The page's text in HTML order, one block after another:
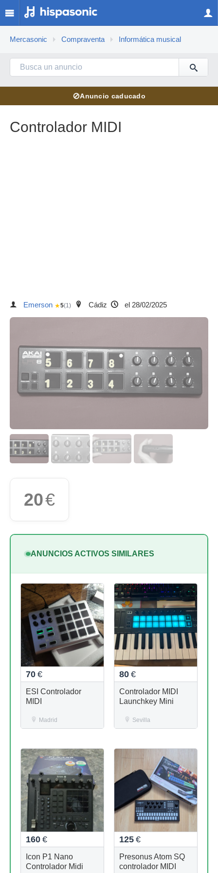
Mercasonic Compraventa Informática musical
⊘Anuncio caducado
Controlador MIDI
Emerson ★5(1) Cádiz el 28/02/2025
20€
ANUNCIOS ACTIVOS SIMILARES
70 €
ESI Controlador
MIDI
Madrid
80 €
Controlador MIDI
Launchkey Mini
Sevilla
160 €
Icon P1 Nano
Controlador Midi
125 €
Presonus Atom SQ
controlador MIDI